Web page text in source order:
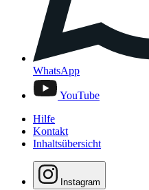
WhatsApp
YouTube
Hilfe
Kontakt
Inhaltsübersicht
Instagram